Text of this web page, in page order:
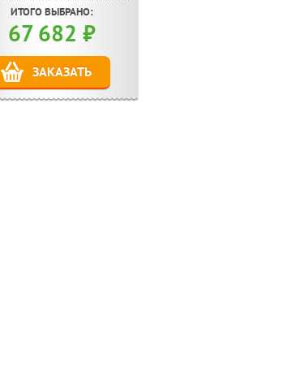
ИТОГО ВЫБРАНО:
67 682 ₽
ЗАКАЗАТЬ